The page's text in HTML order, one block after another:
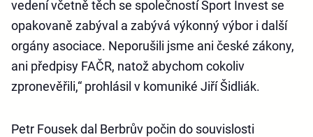
vedení včetně těch se společností Sport Invest se
opakovaně zabýval a zabývá výkonný výbor i další
orgány asociace. Neporušili jsme ani české zákony,
ani předpisy FAČR, natož abychom cokoliv
zpronevěřili,“ prohlásil v komuniké Jiří Šidliák.
Petr Fousek dal Berbrův počin do souvislosti